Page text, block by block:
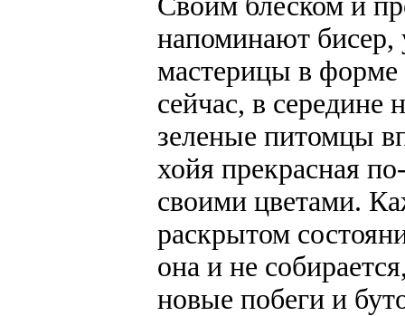
напоминают
мастерицы в форме
сейчас, в середине
зеленые питомцы
хойя прекрасная
своими цветами.
раскрытом
она и не
новые побеги и